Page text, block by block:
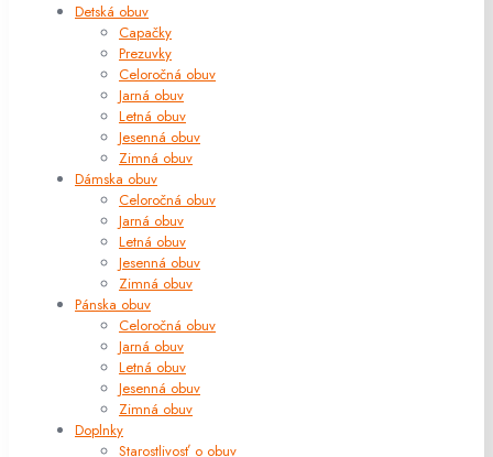
Detská obuv
Capačky
Prezuvky
Celoročná obuv
Jarná obuv
Letná obuv
Jesenná obuv
Zimná obuv
Dámska obuv
Celoročná obuv
Jarná obuv
Letná obuv
Jesenná obuv
Zimná obuv
Pánska obuv
Celoročná obuv
Jarná obuv
Letná obuv
Jesenná obuv
Zimná obuv
Doplnky
Starostlivosť o obuv